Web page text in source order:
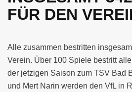
FÜR DEN
Alle zusammen bestritten
Verein. Über 100 Spiele bestritt
der jetzigen Saison zum TSV Bad
und Mert Narin werden den VfL in